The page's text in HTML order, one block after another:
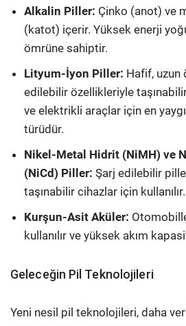
Alkalin Piller: Çinko (anot) ve
(katot) içerir. Yüksek enerji
ömrüne sahiptir.
Lityum-İyon Piller: Hafif, uzun
edilebilir özellikleriyle
ve elektrikli araçlar için en
türüdür.
Nikel-Metal Hidrit (NiMH) ve
(NiCd) Piller: Şarj edilebilir
taşınabilir cihazlar için kullanılır.
Kurşun-Asit Aküler:
kullanılır ve yüksek akım
Geleceğin Pil Teknolojileri
Yeni nesil pil teknolojileri, daha